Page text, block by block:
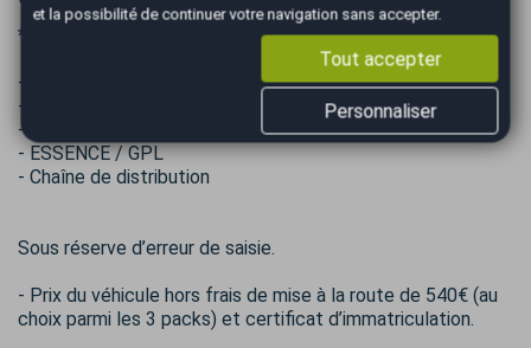
***** LES PLUS *****
-- 1ère main
- Entretien DACIA suivi
- Révision + disques et plaquettes Av 08/2026
- ESSENCE / GPL
- Chaîne de distribution
Sous réserve d’erreur de saisie.
- Prix du véhicule hors frais de mise à la route de 540€ (au
choix parmi les 3 packs) et certificat d’immatriculation.
et la possibilité de continuer votre navigation sans accepter.
Tout accepter
Personnaliser